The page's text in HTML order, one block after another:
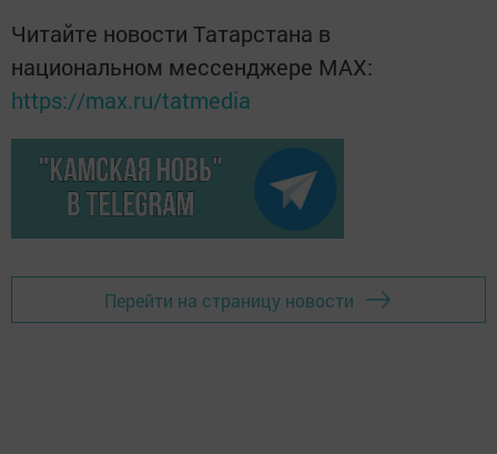
Читайте новости Татарстана в
национальном мессенджере MАХ:
https://max.ru/tatmedia
Перейти на страницу новости